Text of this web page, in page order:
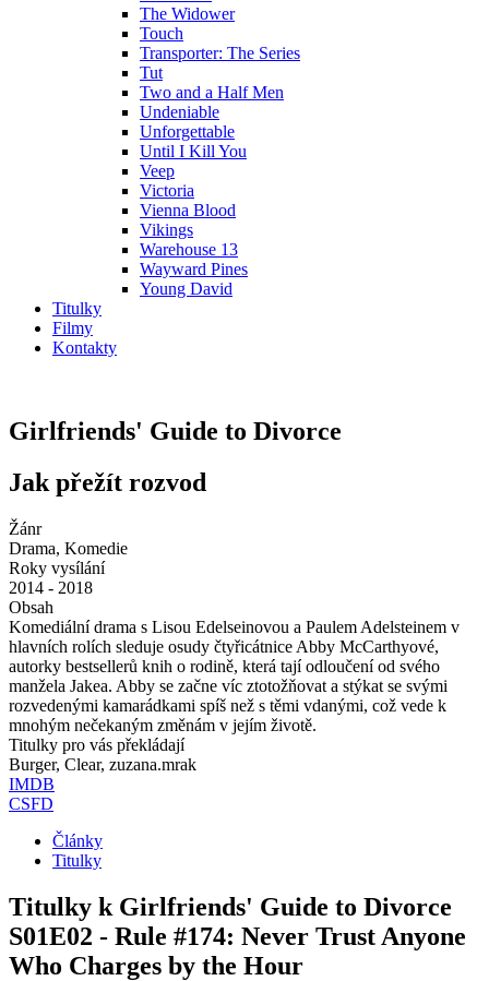
The Widower
Touch
Transporter: The Series
Tut
Two and a Half Men
Undeniable
Unforgettable
Until I Kill You
Veep
Victoria
Vienna Blood
Vikings
Warehouse 13
Wayward Pines
Young David
Titulky
Filmy
Kontakty
Girlfriends' Guide to Divorce
Jak přežít rozvod
Žánr
Drama, Komedie
Roky vysílání
2014 - 2018
Obsah
Komediální drama s Lisou Edelseinovou a Paulem Adelsteinem v
hlavních rolích sleduje osudy čtyřicátnice Abby McCarthyové,
autorky bestsellerů knih o rodině, která tají odloučení od svého
manžela Jakea. Abby se začne víc ztotožňovat a stýkat se svými
rozvedenými kamarádkami spíš než s těmi vdanými, což vede k
mnohým nečekaným změnám v jejím životě.
Titulky pro vás překládají
Burger, Clear, zuzana.mrak
IMDB
CSFD
Články
Titulky
Titulky k Girlfriends' Guide to Divorce
S01E02 - Rule #174: Never Trust Anyone
Who Charges by the Hour